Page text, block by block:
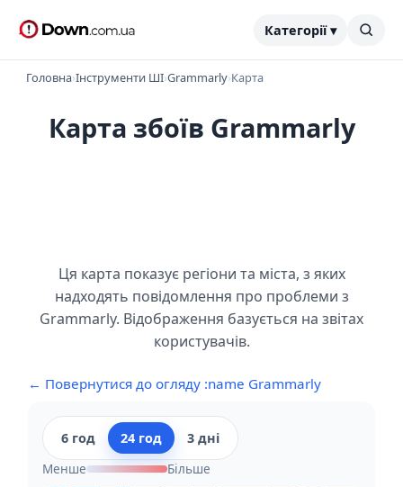
Категорії ▾
Головна›Інструменти ШІ›Grammarly›Карта
Карта збоїв Grammarly
Ця карта показує регіони та міста, з яких
надходять повідомлення про проблеми з
Grammarly. Відображення базується на звітах
користувачів.
← Повернутися до огляду :name Grammarly
6 год 24 год
3 дні
Менше
Більше